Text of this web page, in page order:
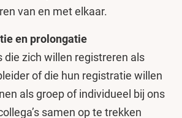
van en met elkaar.
en prolongatie
die zich willen registreren als
of die hun registratie willen
als groep of individueel bij ons
samen op te trekken